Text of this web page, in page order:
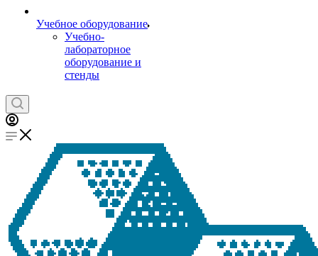
Учебное оборудование
Учебно-
лабораторное
оборудование и
стенды